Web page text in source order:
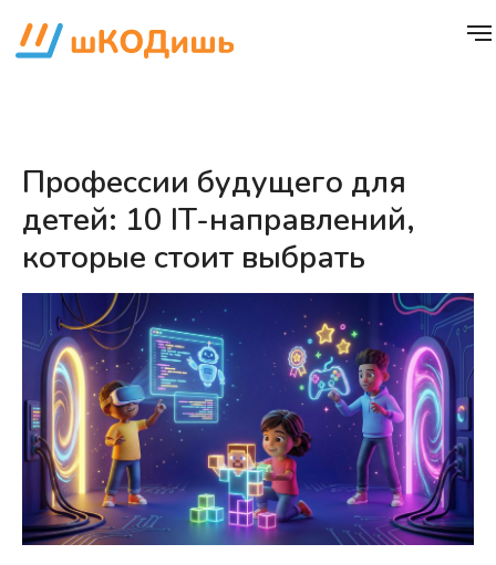
Профессии будущего для
детей: 10 IT-направлений,
которые стоит выбрать